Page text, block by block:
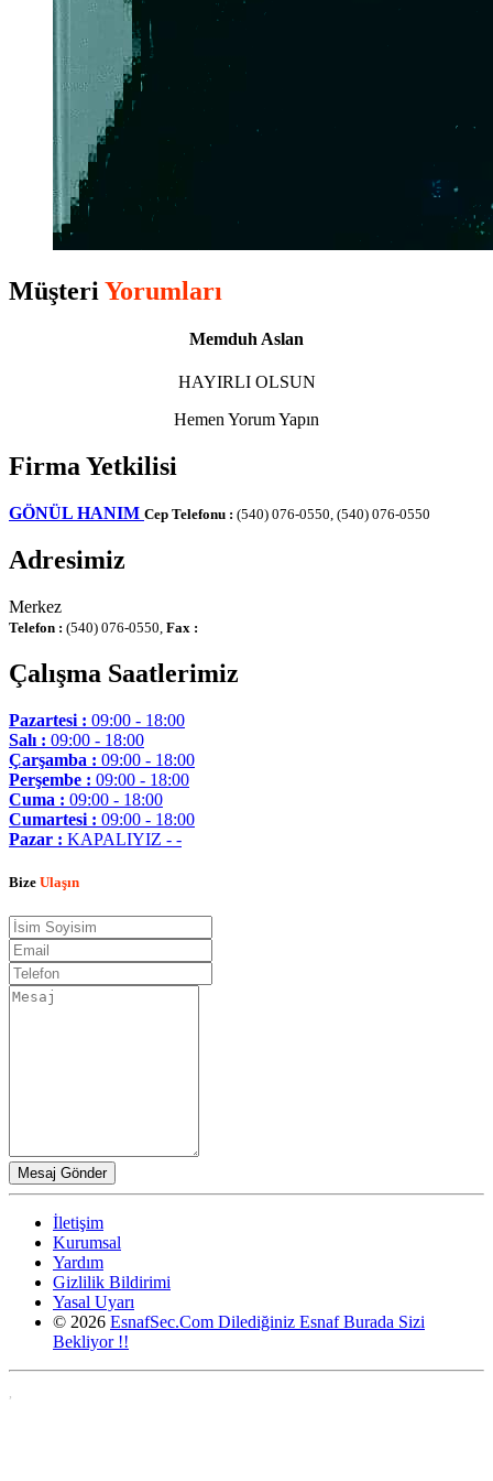
Müşteri Yorumları
Memduh Aslan
HAYIRLI OLSUN
Hemen Yorum Yapın
Firma Yetkilisi
GÖNÜL HANIM Cep Telefonu : (540) 076-0550, (540) 076-0550
Adresimiz
Merkez
Telefon : (540) 076-0550, Fax :
Çalışma Saatlerimiz
Pazartesi : 09:00 - 18:00
Salı : 09:00 - 18:00
Çarşamba : 09:00 - 18:00
Perşembe : 09:00 - 18:00
Cuma : 09:00 - 18:00
Cumartesi : 09:00 - 18:00
Pazar : KAPALIYIZ - -
Bize Ulaşın
İletişim
Kurumsal
Yardım
Gizlilik Bildirimi
Yasal Uyarı
© 2026 EsnafSec.Com Dilediğiniz Esnaf Burada Sizi
Bekliyor !!
,